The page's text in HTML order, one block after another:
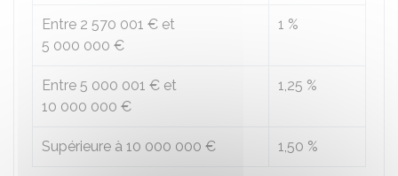
Entre 2 570 001 € et
5 000 000 €
1 %
Entre 5 000 001 € et
10 000 000 €
1,25 %
Supérieure à 10 000 000 € 1,50 %